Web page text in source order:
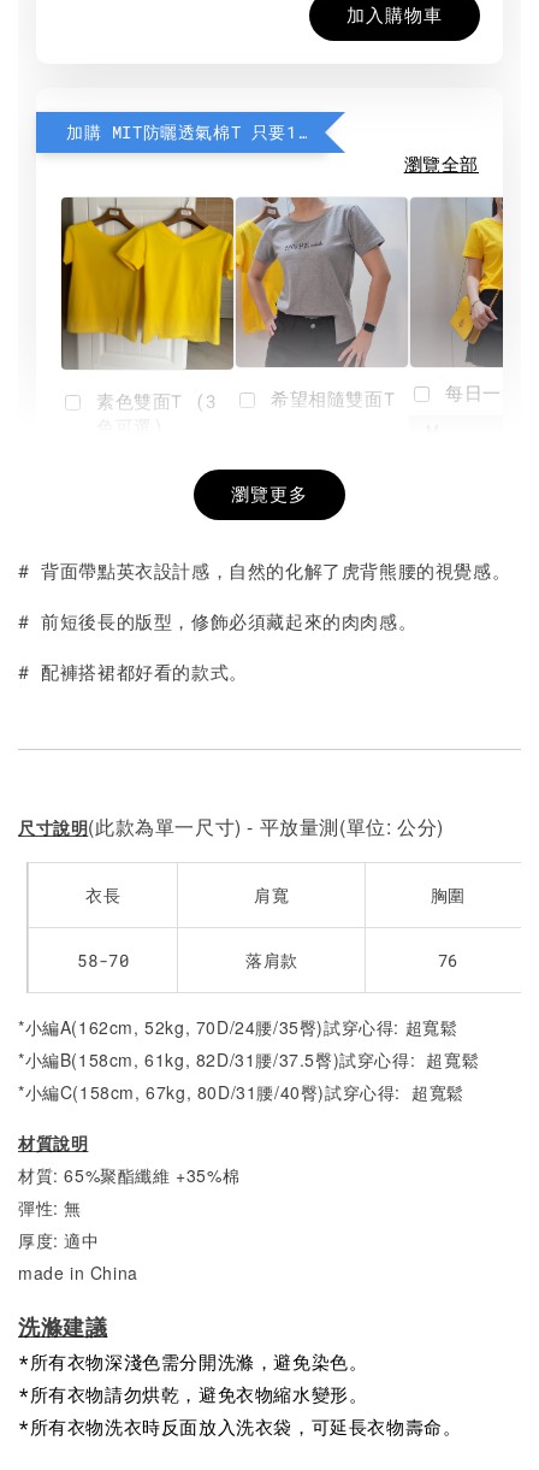
加入購物車
加購 MIT防曬透氣棉T 只要190元
瀏覽全部
素色雙面T (3
+
希望相隨雙面T
NT$ 190
-
每日一笑
瀏覽更多
# 背面帶點英衣設計感，自然的化解了虎背熊腰的視覺感。
# 前短後長的版型，修飾必須藏起來的肉肉感。
# 配褲搭裙都好看的款式。
尺寸說明(此款為單一尺寸) - 平放量測(單位: 公分)
衣長 肩寬 胸圍
58-70 落肩款 76
*小編A(162cm, 52kg, 70D/24腰/35臀)試穿心得: 超寬鬆
*小編B(158cm, 61kg, 82D/31腰/37.5臀)試穿心得: 超寬鬆
*小編C(158cm, 67kg, 80D/31腰/40臀)試穿心得: 超寬鬆
材質說明
材質: 65%聚酯纖維 +35%棉
彈性: 無
厚度: 適中
made in China
洗滌建議
*所有衣物深淺色需分開洗滌，避免染色。
*所有衣物請勿烘乾，避免衣物縮水變形。
*所有衣物洗衣時反面放入洗衣袋，可延長衣物壽命。